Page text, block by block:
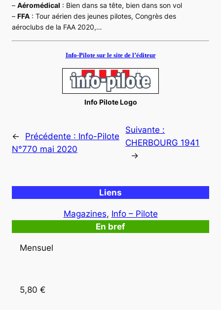
– Aéromédical : Bien dans sa tête, bien dans son vol
– FFA : Tour aérien des jeunes pilotes, Congrès des
aéroclubs de la FAA 2020,…
Info-Pilote sur le site de l’éditeur
Info Pilote Logo
← Précédente : Info-Pilote
N°770 mai 2020
Suivante :
CHERBOURG 1941
→
Liens
Magazines, Info – Pilote
En bref
Mensuel
5,80 €